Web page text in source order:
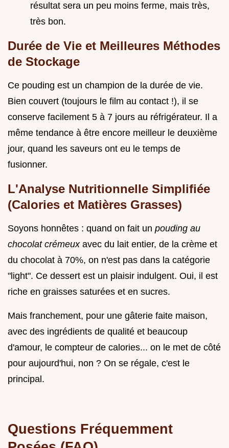
résultat sera un peu moins ferme, mais très,
très bon.
Durée de Vie et Meilleures Méthodes
de Stockage
Ce pouding est un champion de la durée de vie.
Bien couvert (toujours le film au contact !), il se
conserve facilement 5 à 7 jours au réfrigérateur. Il a
même tendance à être encore meilleur le deuxième
jour, quand les saveurs ont eu le temps de
fusionner.
L'Analyse Nutritionnelle Simplifiée
(Calories et Matières Grasses)
Soyons honnêtes : quand on fait un pouding au
chocolat crémeux avec du lait entier, de la crème et
du chocolat à 70%, on n'est pas dans la catégorie
"light". Ce dessert est un plaisir indulgent. Oui, il est
riche en graisses saturées et en sucres.
Mais franchement, pour une gâterie faite maison,
avec des ingrédients de qualité et beaucoup
d'amour, le compteur de calories... on le met de côté
pour aujourd'hui, non ? On se régale, c'est le
principal.
Questions Fréquemment